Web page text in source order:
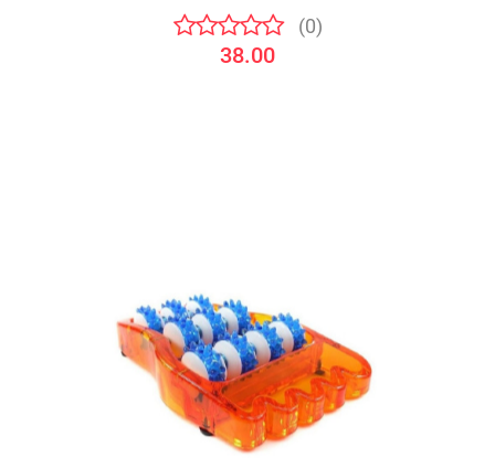
(0)
38.00